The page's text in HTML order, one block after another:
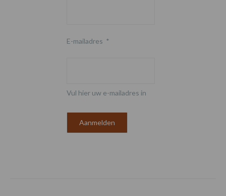
E-mailadres *
Vul hier uw e-mailadres in